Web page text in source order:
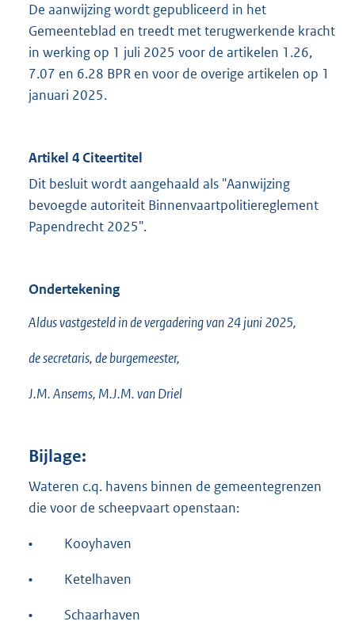
De aanwijzing wordt gepubliceerd in het
Gemeenteblad en treedt met terugwerkende kracht
in werking op 1 juli 2025 voor de artikelen 1.26,
7.07 en 6.28 BPR en voor de overige artikelen op 1
januari 2025.
Artikel 4 Citeertitel
Dit besluit wordt aangehaald als "Aanwijzing
bevoegde autoriteit Binnenvaartpolitiereglement
Papendrecht 2025".
Ondertekening
Aldus vastgesteld in de vergadering van 24 juni 2025,
de secretaris, de burgemeester,
J.M. Ansems, M.J.M. van Driel
Bijlage:
Wateren c.q. havens binnen de gemeentegrenzen
die voor de scheepvaart openstaan:
• Kooyhaven
• Ketelhaven
• Schaarhaven